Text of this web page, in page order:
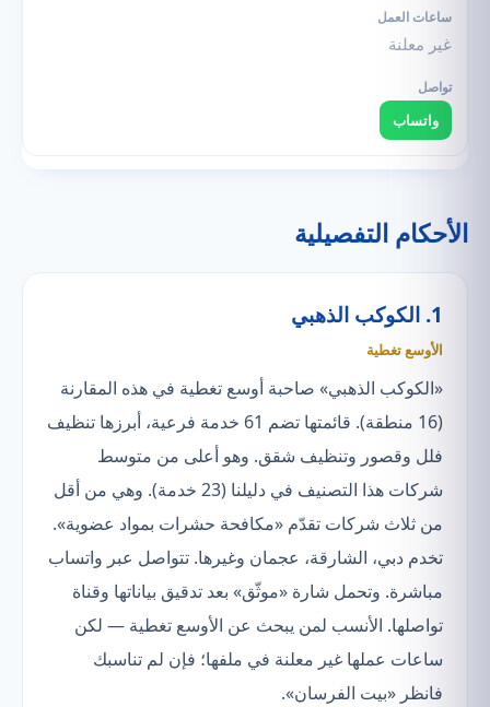
غير معلنة
واتساب
الأحكام التفصيلية
1. الكوكب الذهبي
الأوسع تغطية
«الكوكب الذهبي» صاحبة أوسع تغطية في هذه المقارنة
(16 منطقة). قائمتها تضم 61 خدمة فرعية، أبرزها تنظيف
فلل وقصور وتنظيف شقق. وهو أعلى من متوسط
شركات هذا التصنيف في دليلنا (23 خدمة). وهي من أقل
من ثلاث شركات تقدّم «مكافحة حشرات بمواد عضوية».
تخدم دبي، الشارقة، عجمان وغيرها. تتواصل عبر واتساب
مباشرة. وتحمل شارة «موثّق» بعد تدقيق بياناتها وقناة
تواصلها. الأنسب لمن يبحث عن الأوسع تغطية — لكن
ساعات عملها غير معلنة في ملفها؛ فإن لم تناسبك
فانظر «بيت الفرسان».